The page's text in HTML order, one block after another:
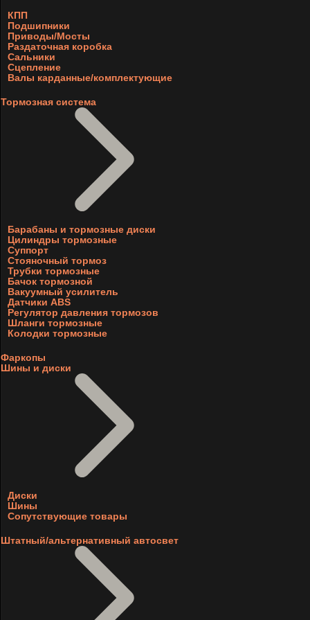
КПП
Подшипники
Приводы/Мосты
Раздаточная коробка
Сальники
Сцепление
Валы карданные/комплектующие
Тормозная система
Барабаны и тормозные диски
Цилиндры тормозные
Суппорт
Стояночный тормоз
Трубки тормозные
Бачок тормозной
Вакуумный усилитель
Датчики ABS
Регулятор давления тормозов
Шланги тормозные
Колодки тормозные
Фаркопы
Шины и диски
Диски
Шины
Сопутствующие товары
Штатный/альтернативный автосвет